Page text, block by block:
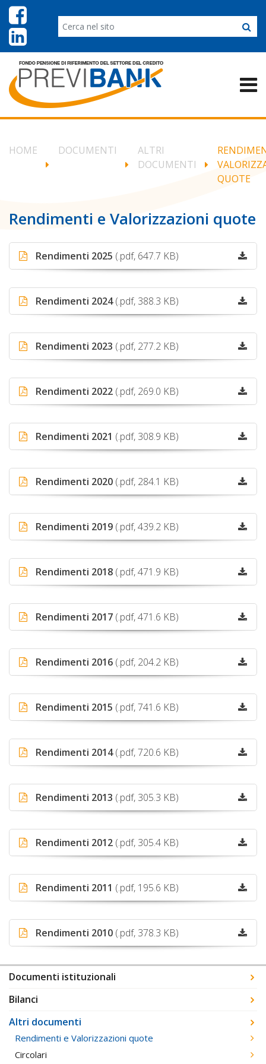
HOME DOCUMENTI
ALTRI
DOCUMENTI
QUOTE
Rendimenti e Valorizzazioni quote
Rendimenti 2025 (.pdf, 647.7 KB)
Rendimenti 2024(.pdf, 388.3 KB)
Rendimenti 2023 (.pdf, 277.2 KB)
Rendimenti 2022 (.pdf, 269.0 KB)
Rendimenti 2021 (.pdf, 308.9 KB)
Rendimenti 2020 (.pdf, 284.1 KB)
Rendimenti 2019 (.pdf, 439.2 KB)
Rendimenti 2018 (.pdf, 471.9 KB)
Rendimenti 2017 (.pdf, 471.6 KB)
Rendimenti 2016 (.pdf, 204.2 KB)
Rendimenti 2015 (.pdf, 741.6 KB)
Rendimenti 2014(.pdf, 720.6 KB)
Rendimenti 2013 (.pdf, 305.3 KB)
Rendimenti 2012 (.pdf, 305.4 KB)
Rendimenti 2011 (.pdf, 195.6 KB)
Rendimenti 2010 (.pdf, 378.3 KB)
Documenti istituzionali
Bilanci
Altri documenti
Rendimenti e Valorizzazioni quote
Circolari